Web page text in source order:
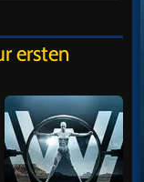
ersten